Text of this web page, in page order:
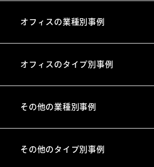
オフィスの業種別事例
その他の業種別事例
オフィスのタイプ別事例
その他のタイプ別事例